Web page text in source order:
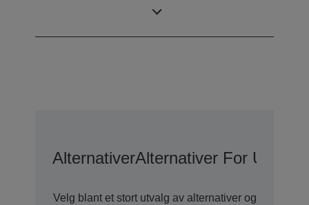
AlternativerAlternativer For
Velg blant et stort utvalg av alternativer og